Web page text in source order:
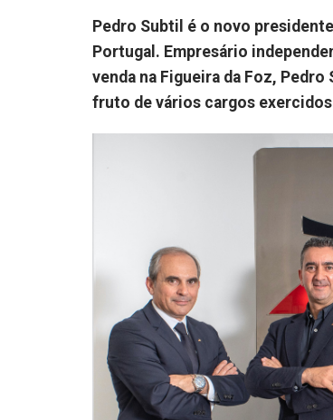
Pedro Subtil é o novo
Portugal. Empresário
venda na Figueira da Foz,
fruto de vários cargos